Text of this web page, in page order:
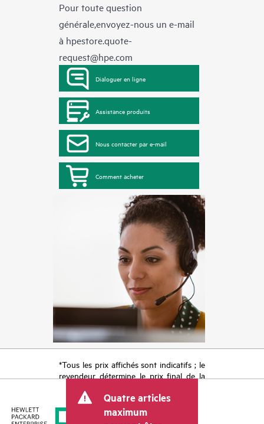
Pour toute question
générale,envoyez-nous un e-mail
à hpestore.quote-
request@hpe.com
Dialoguer en ligne
Assistance produits
Nous contacter par e-mail
Comment acheter
*Tous les prix affichés sont indicatifs ; le
revendeur détermine le prix final de la
tels que la TVA ou les taxes sur la vente
et les frais d’expédition. Le prix de la
transaction déterminé par le revendeur
Quatre articles
maximum